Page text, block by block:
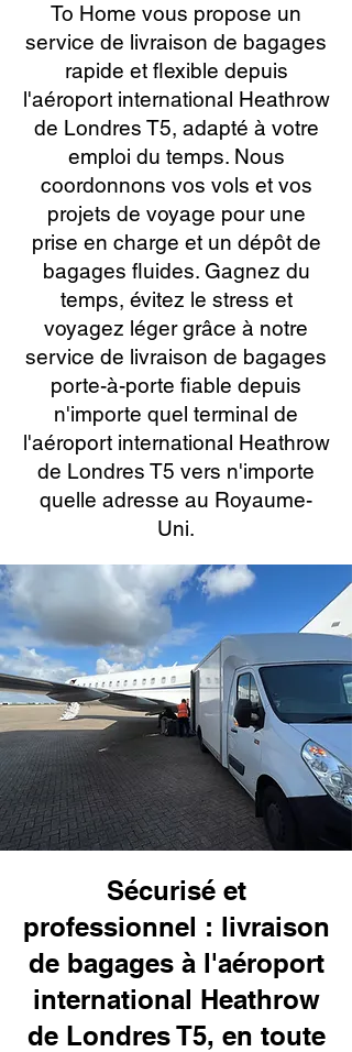
To Home vous propose un
service de livraison de bagages
rapide et flexible depuis
l'aéroport international Heathrow
de Londres T5, adapté à votre
emploi du temps. Nous
coordonnons vos vols et vos
projets de voyage pour une
prise en charge et un dépôt de
bagages fluides. Gagnez du
temps, évitez le stress et
voyagez léger grâce à notre
service de livraison de bagages
porte-à-porte fiable depuis
n'importe quel terminal de
l'aéroport international Heathrow
de Londres T5 vers n'importe
quelle adresse au Royaume-
Uni.
Sécurisé et
professionnel : livraison
de bagages à l'aéroport
international Heathrow
de Londres T5, en toute